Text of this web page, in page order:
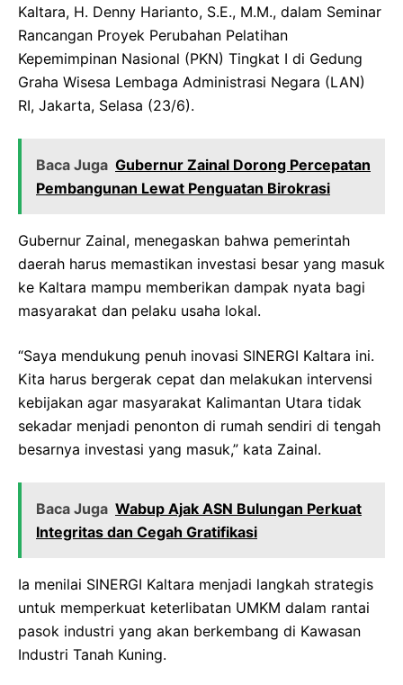
Kaltara, H. Denny Harianto, S.E., M.M., dalam Seminar
Rancangan Proyek Perubahan Pelatihan
Kepemimpinan Nasional (PKN) Tingkat I di Gedung
Graha Wisesa Lembaga Administrasi Negara (LAN)
RI, Jakarta, Selasa (23/6).
Baca Juga Gubernur Zainal Dorong Percepatan
Pembangunan Lewat Penguatan Birokrasi
Gubernur Zainal, menegaskan bahwa pemerintah
daerah harus memastikan investasi besar yang masuk
ke Kaltara mampu memberikan dampak nyata bagi
masyarakat dan pelaku usaha lokal.
“Saya mendukung penuh inovasi SINERGI Kaltara ini.
Kita harus bergerak cepat dan melakukan intervensi
kebijakan agar masyarakat Kalimantan Utara tidak
sekadar menjadi penonton di rumah sendiri di tengah
besarnya investasi yang masuk,” kata Zainal.
Baca Juga Wabup Ajak ASN Bulungan Perkuat
Integritas dan Cegah Gratifikasi
Ia menilai SINERGI Kaltara menjadi langkah strategis
untuk memperkuat keterlibatan UMKM dalam rantai
pasok industri yang akan berkembang di Kawasan
Industri Tanah Kuning.